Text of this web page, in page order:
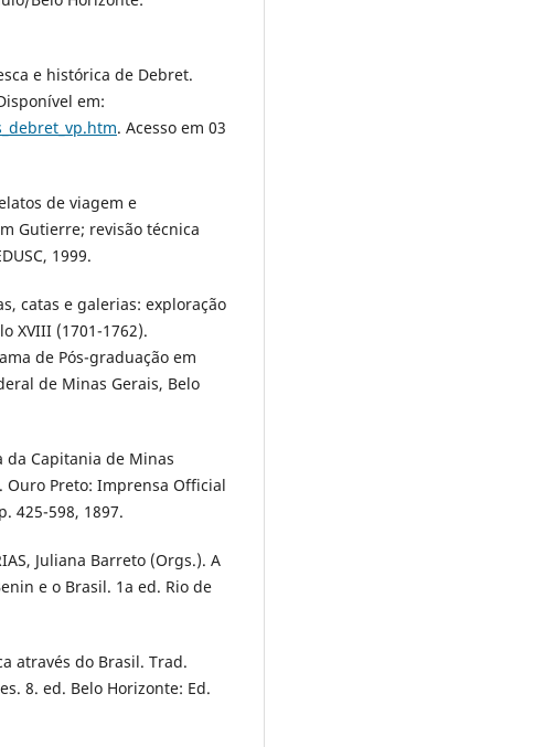
e histórica de Debret.
em:
. Acesso em 03
de viagem e
Gutierre; revisão técnica
1999.
catas e galerias: exploração
XVIII (1701-1762).
de Pós-graduação em
de Minas Gerais, Belo
da Capitania de Minas
Ouro Preto: Imprensa Official
425-598, 1897.
Juliana Barreto (Orgs.). A
e o Brasil. 1a ed. Rio de
através do Brasil. Trad.
8. ed. Belo Horizonte: Ed.